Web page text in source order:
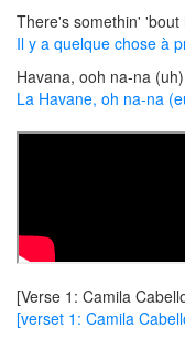
There's somethin'
Il y a quelque chose à
Havana, ooh na-na (uh)
La Havane, oh na-na
[Verse 1: Camila
[verset 1: Camila